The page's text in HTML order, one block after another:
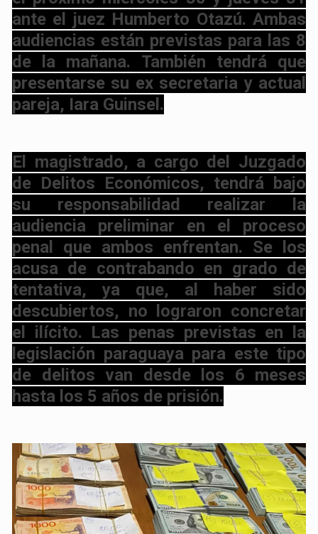
ante el juez Humberto Otazú. Ambas
audiencias están previstas para las 8
de la mañana. También tendrá que
presentarse su ex secretaria y actual
pareja, Iara Guinsel.
El magistrado, a cargo del Juzgado
de Delitos Económicos, tendrá bajo
su responsabilidad realizar la
audiencia preliminar en el proceso
penal que ambos enfrentan. Se los
acusa de contrabando en grado de
tentativa, ya que, al haber sido
descubiertos, no lograron concretar
el ilícito. Las penas previstas en la
legislación paraguaya para este tipo
de delitos van desde los 6 meses
hasta los 5 años de prisión.